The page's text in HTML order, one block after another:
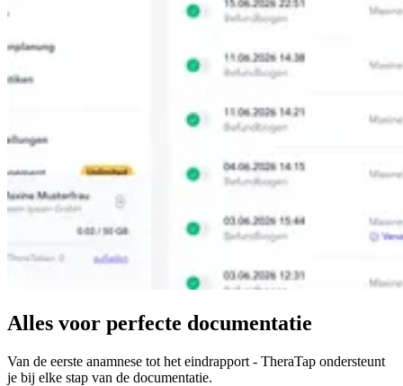
Alles voor perfecte documentatie
Van de eerste anamnese tot het eindrapport - TheraTap ondersteunt
je bij elke stap van de documentatie.